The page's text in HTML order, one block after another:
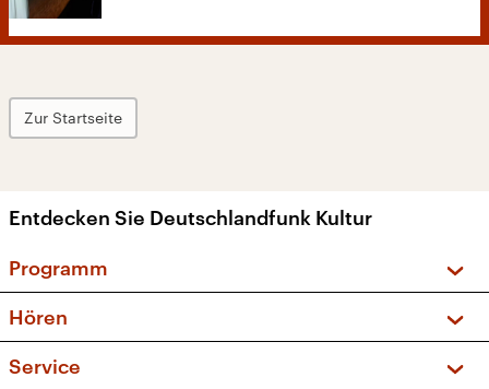
Zur Startseite
Entdecken Sie Deutschlandfunk Kultur
Programm
Sendungen und Podcasts
Musikliste
Hören
Service